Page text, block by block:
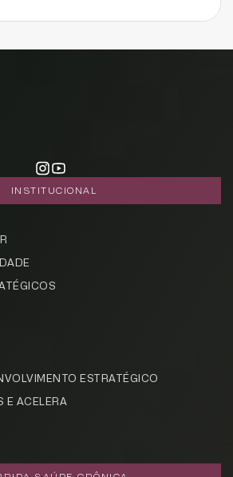
INSTITUCIONAL
ESTRATÉGICO
E ACELERA
SE
da Fundação José
Cadastrar